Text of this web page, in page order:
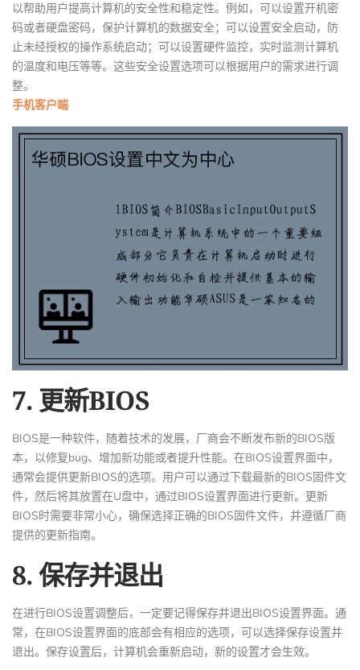
以帮助用户提高计算机的安全性和稳定性。例如，可以设置开机密
码或者硬盘密码，保护计算机的数据安全；可以设置安全启动，防
止未经授权的操作系统启动；可以设置硬件监控，实时监测计算机
的温度和电压等等。这些安全设置选项可以根据用户的需求进行调
整。
手机客户端
7. 更新BIOS
BIOS是一种软件，随着技术的发展，厂商会不断发布新的BIOS版
本，以修复bug、增加新功能或者提升性能。在BIOS设置界面中，
通常会提供更新BIOS的选项。用户可以通过下载最新的BIOS固件文
件，然后将其放置在U盘中，通过BIOS设置界面进行更新。更新
BIOS时需要非常小心，确保选择正确的BIOS固件文件，并遵循厂商
提供的更新指南。
8. 保存并退出
在进行BIOS设置调整后，一定要记得保存并退出BIOS设置界面。通
常，在BIOS设置界面的底部会有相应的选项，可以选择保存设置并
退出。保存设置后，计算机会重新启动，新的设置才会生效。